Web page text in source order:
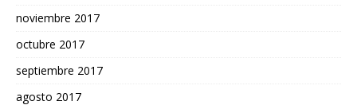
noviembre 2017
octubre 2017
septiembre 2017
agosto 2017